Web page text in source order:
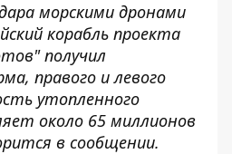
морскими дронами
корабль проекта
получил
правого и левого
утопленного
около 65 миллионов
в сообщении.